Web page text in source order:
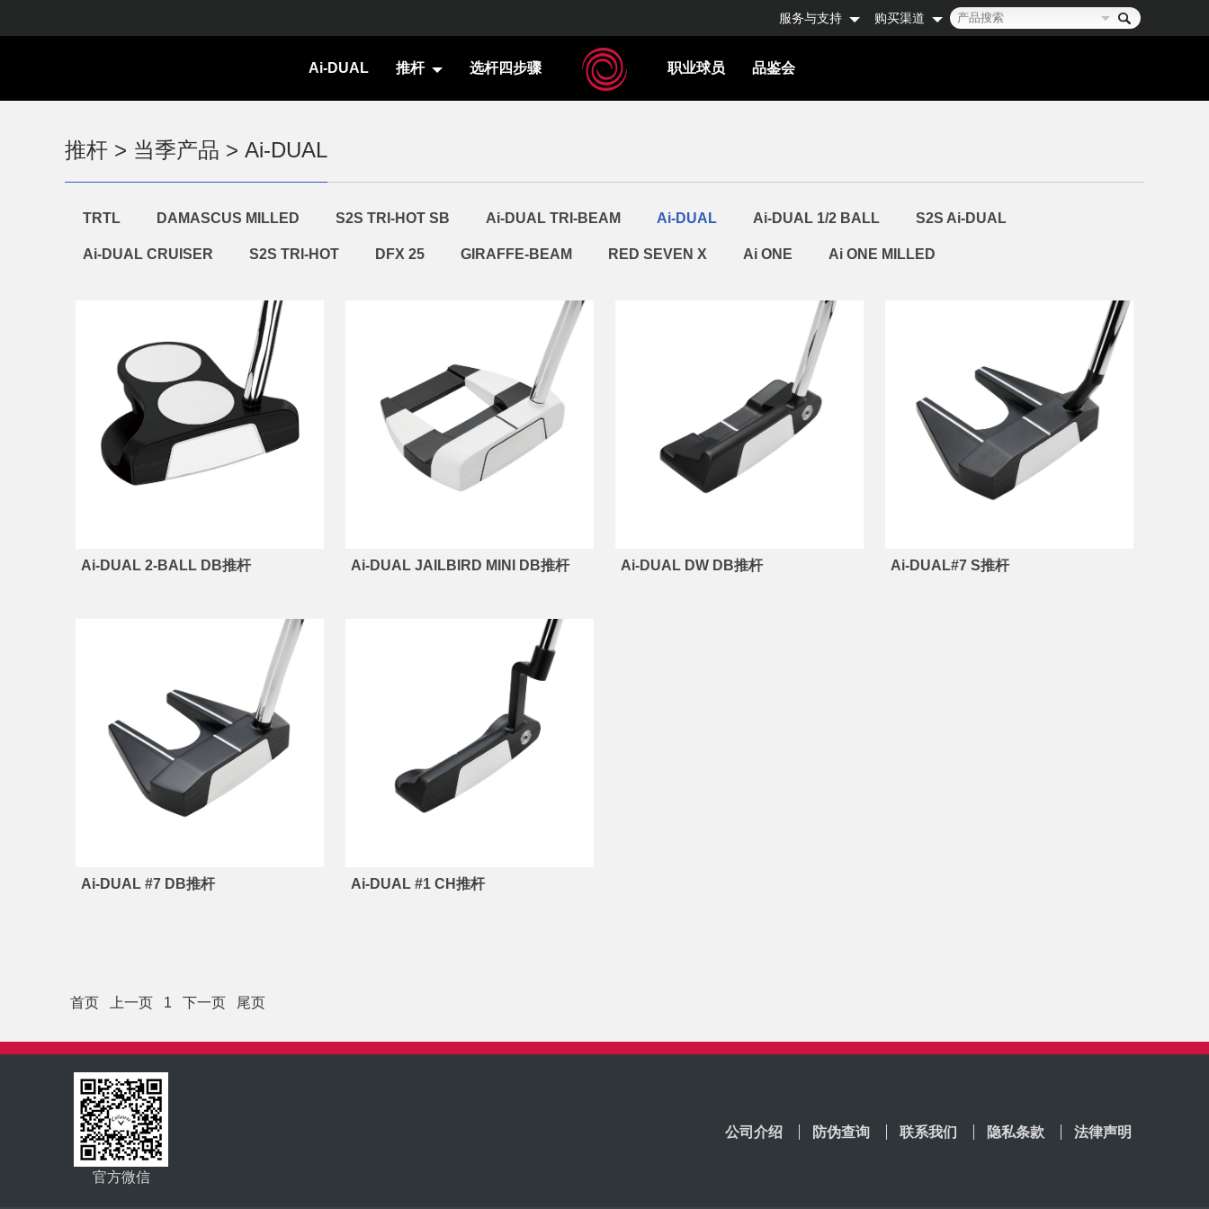
购买渠道
服务与支持
选杆四步骤
推杆
Ai-DUAL 职业球员 品鉴会
推杆 > 当季产品 > Ai-DUAL
TRTL DAMASCUS MILLED S2S TRI-HOT SB Ai-DUAL TRI-BEAM Ai-DUAL Ai-DUAL 1/2 BALL S2S Ai-DUAL
Ai-DUAL CRUISER S2S TRI-HOT DFX 25 GIRAFFE-BEAM RED SEVEN X Ai ONE Ai ONE MILLED
Ai-DUAL 2-BALL DB推杆 Ai-DUAL JAILBIRD MINI DB推杆 Ai-DUAL DW DB推杆 Ai-DUAL#7 S推杆
Ai-DUAL #7 DB推杆 Ai-DUAL #1 CH推杆
首页 上一页 1 下一页 尾页
官方微信
公司介绍 防伪查询 联系我们 隐私条款 法律声明